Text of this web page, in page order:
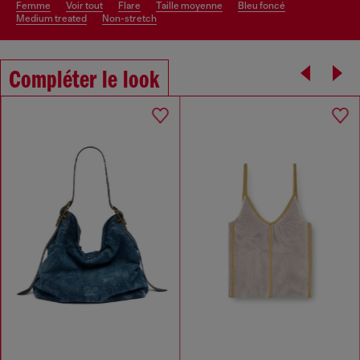
femme voir tout flare taille moyenne
bleu foncé
medium treated
non-stretch
Compléter le look